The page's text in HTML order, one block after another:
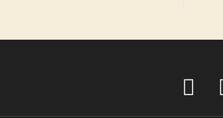
Facebook